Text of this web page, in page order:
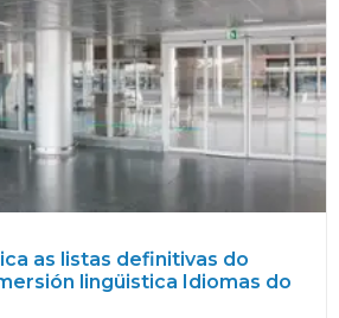
as listas definitivas do
lingüistica Idiomas do